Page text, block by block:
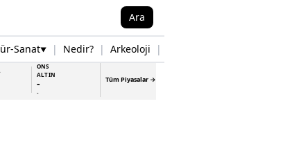
Ara
Sanat▼ | Nedir? | Arkeoloji |
ONS
ALTIN
-
-
Tüm Piyasalar →